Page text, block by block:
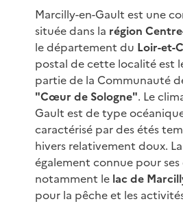
Marcilly-en-Gault est une
située dans la région
le département du Loir-et-
postal de cette localité est
partie de la Communauté
"Cœur de Sologne". Le
Gault est de type
caractérisé par des étés
hivers relativement doux.
également connue pour
notamment le lac de
pour la pêche et les